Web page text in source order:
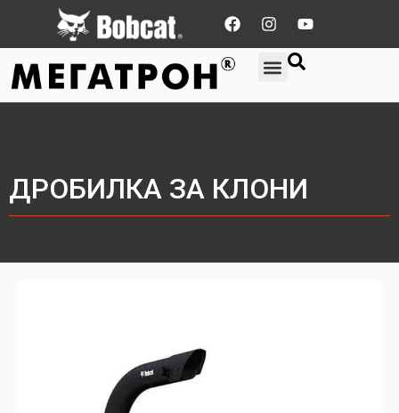
ДРОБИЛКА ЗА КЛОНИ